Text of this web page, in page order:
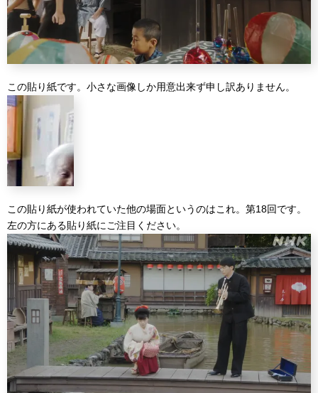
この貼り紙です。小さな画像しか用意出来ず申し訳ありません。
この貼り紙が使われていた他の場面というのはこれ。第18回です。
左の方にある貼り紙にご注目ください。